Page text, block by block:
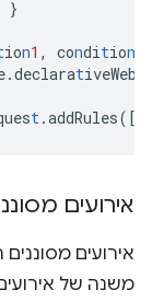
}
ion1 , condition
t
t .addRules( [
אירועים
אירועים
משנה של